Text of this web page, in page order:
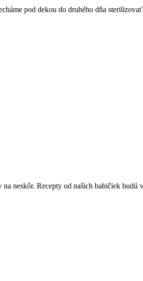
pod dekou do druhého dňa
neskôr. Recepty od našich babičiek budú